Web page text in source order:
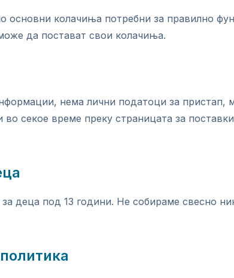
основни колачиња потребни за правилно
да постават свои колачиња.
нема лични податоци за
секое време преку страницата за
деца под 13 години. Не собираме свесно